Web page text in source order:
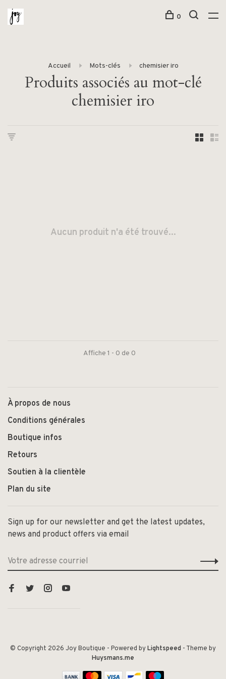
0
Accueil Mots-clés chemisier iro
Produits associés au mot-clé
chemisier iro
Aucun produit n'a été trouvé...
Affiche 1 - 0 de 0
À propos de nous
Conditions générales
Boutique infos
Retours
Soutien à la clientèle
Plan du site
Sign up for our newsletter and get the latest updates,
news and product offers via email
© Copyright 2026 Joy Boutique - Powered byLightspeed - Theme by
Huysmans.me